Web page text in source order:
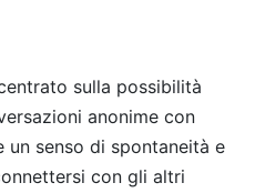
sulla possibilità
anonime con
un senso di spontaneità e
con gli altri